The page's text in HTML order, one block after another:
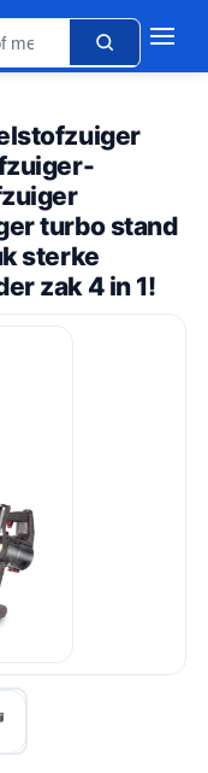
turbo stand
sterke
zak 4 in 1!